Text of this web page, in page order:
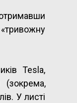
Tesla,
У листі